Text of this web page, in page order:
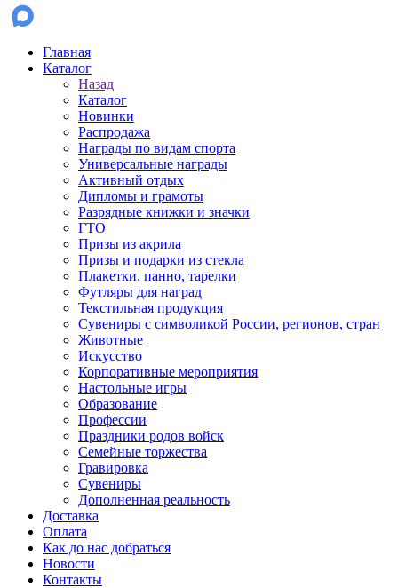
Главная
Каталог
Назад
Каталог
Новинки
Распродажа
Награды по видам спорта
Универсальные награды
Активный отдых
Дипломы и грамоты
Разрядные книжки и значки
ГТО
Призы из акрила
Призы и подарки из стекла
Плакетки, панно, тарелки
Футляры для наград
Текстильная продукция
Сувениры с символикой России, регионов, стран
Животные
Искусство
Корпоративные мероприятия
Настольные игры
Образование
Профессии
Праздники родов войск
Семейные торжества
Гравировка
Сувениры
Дополненная реальность
Доставка
Оплата
Как до нас добраться
Новости
Контакты